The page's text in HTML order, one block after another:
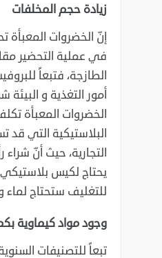
‏زيادة حجم المخلفات
إنّ الخضروات المعبأة
في عملية التحضير
‏الطازجة، فتبعاً
أمور التغذية و
‏الخضروات المعبأة
البلاستيكية التي
‏التجارية، حيث أنّ
يحتاج لكيس بلاستيكي
للتغليف ‏ستحتاج لماء
‏وجود مواد كيماوية